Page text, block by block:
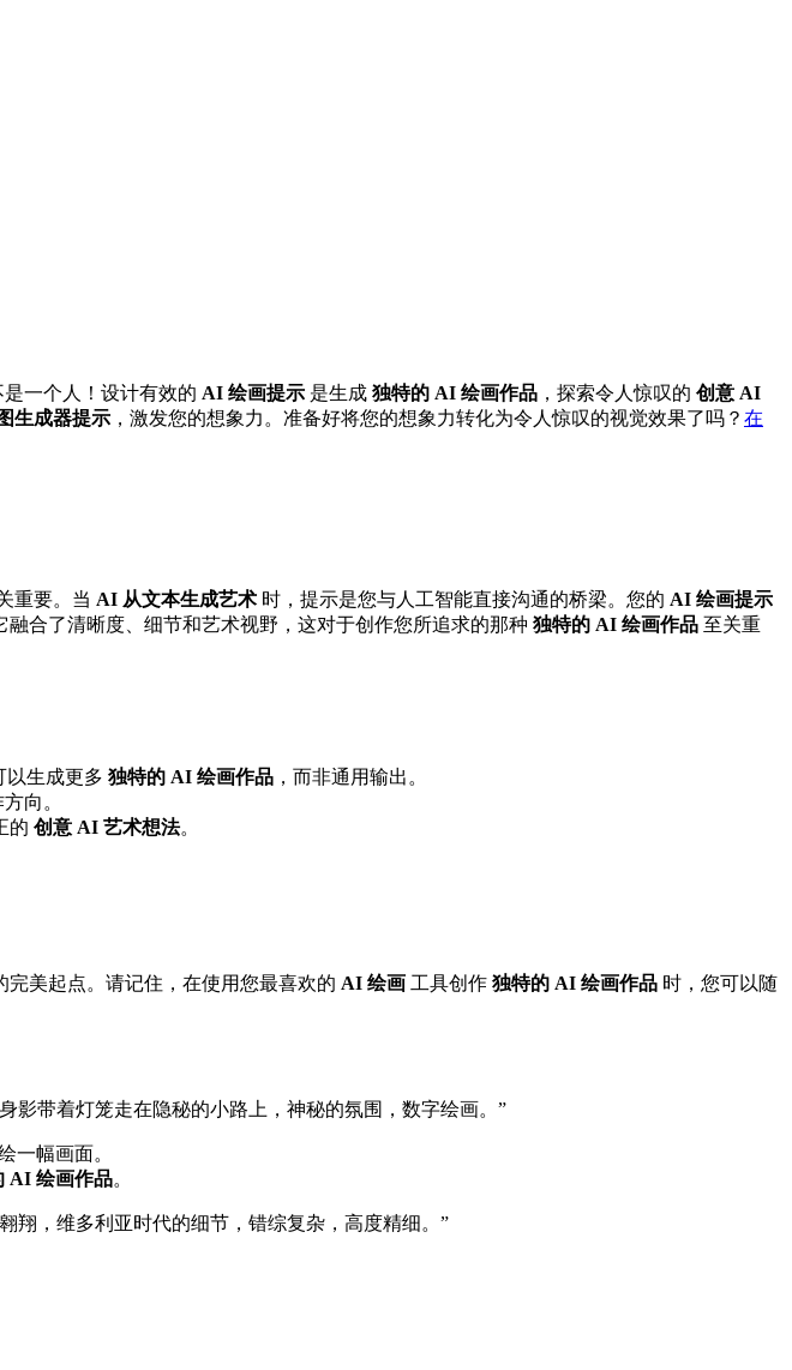
一个人！设计有效的 AI 绘画提示 是生成 独特的 AI 绘画作品 ，探索令人惊叹的 创意 AI
生成器提示 ，激发您的想象力。准备好将您的想象力转化为令人惊叹的视觉效果了吗？ 在
重要。当 AI 从文本生成艺术 时，提示是您与人工智能直接沟通的桥梁。您的 AI 绘画提示
融合了清晰度、细节和艺术视野，这对于创作您所追求的那种 独特的 AI 绘画作品 至关重
以生成更多 独特的 AI 绘画作品 ，而非通用输出。
向。
的 创意 AI 艺术想法。
美起点。请记住，在使用您最喜欢的 AI 绘画 工具创作 独特的 AI 绘画作品 时，您可以随
影带着灯笼走在隐秘的小路上，神秘的氛围，数字绘画。”
一幅画面。
AI 绘画作品。
翔，维多利亚时代的细节，错综复杂，高度精细。”